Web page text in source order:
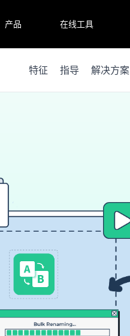
产品 在线工具
特征 指导 解决方案